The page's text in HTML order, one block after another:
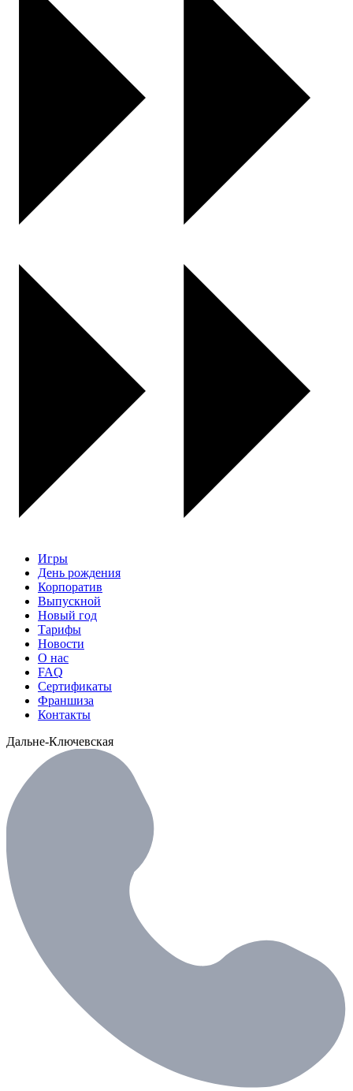
Игры
День рождения
Корпоратив
Выпускной
Новый год
Тарифы
Новости
О нас
FAQ
Сертификаты
Франшиза
Контакты
Дальне-Ключевская